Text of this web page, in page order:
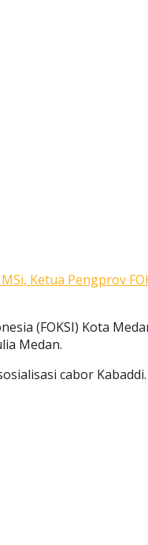
Ketua Pengprov
(FOKSI) Kota
Medan.
cabor Kabaddi.